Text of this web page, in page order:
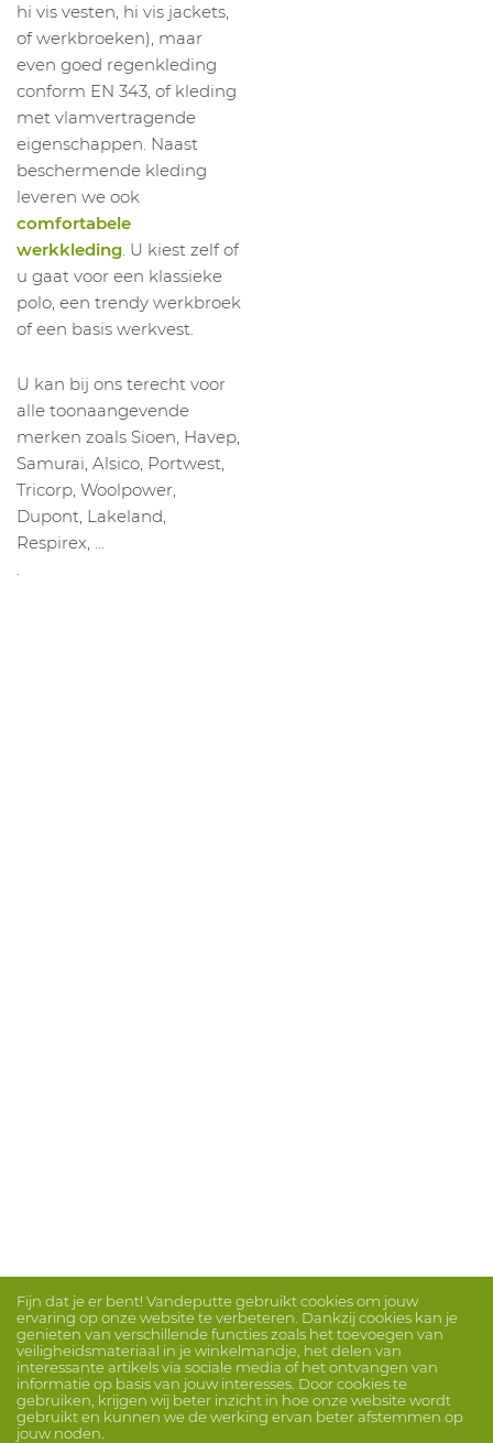
hi vis vesten, hi vis jackets,
of werkbroeken), maar
even goed regenkleding
conform EN 343, of kleding
met vlamvertragende
eigenschappen. Naast
beschermende kleding
leveren we ook
comfortabele
werkkleding. U kiest zelf of
u gaat voor een klassieke
polo, een trendy werkbroek
of een basis werkvest.
U kan bij ons terecht voor
alle toonaangevende
merken zoals Sioen, Havep,
Samurai, Alsico, Portwest,
Tricorp, Woolpower,
Dupont, Lakeland,
Respirex, …
.
Fijn dat je er bent! Vandeputte gebruikt cookies om jouw
ervaring op onze website te verbeteren. Dankzij cookies kan je
genieten van verschillende functies zoals het toevoegen van
veiligheidsmateriaal in je winkelmandje, het delen van
interessante artikels via sociale media of het ontvangen van
informatie op basis van jouw interesses. Door cookies te
gebruiken, krijgen wij beter inzicht in hoe onze website wordt
gebruikt en kunnen we de werking ervan beter afstemmen op
jouw noden.